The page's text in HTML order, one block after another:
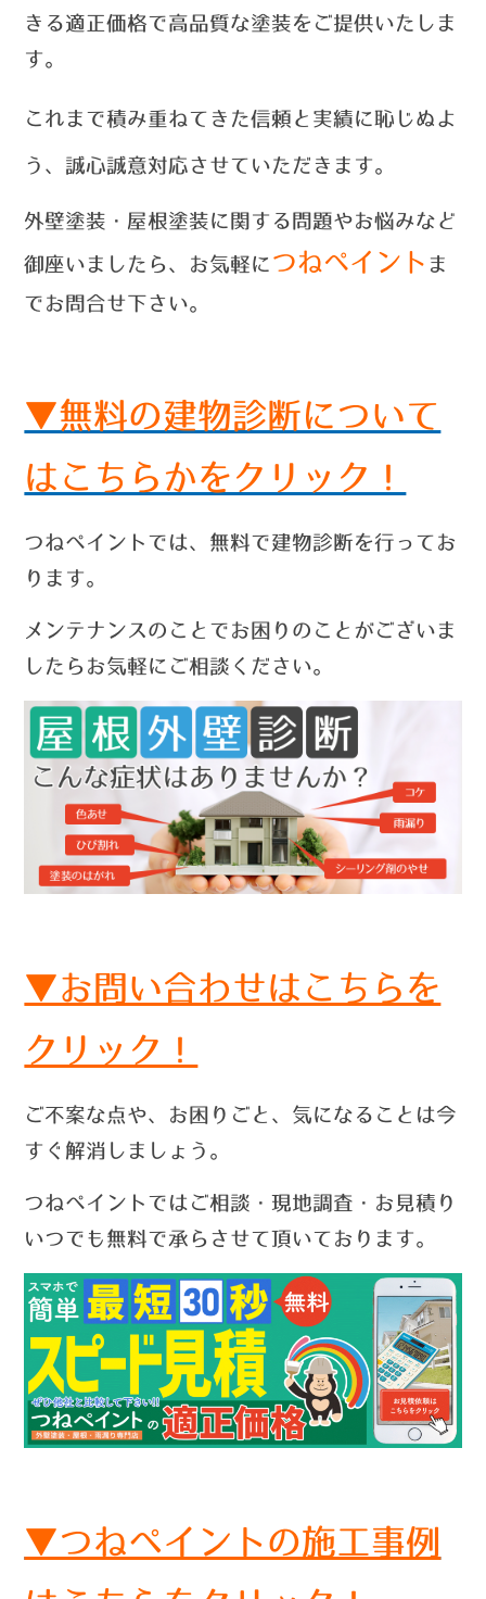
きる適正価格で高品質な塗装をご提供いたしま
す。
これまで積み重ねてきた信頼と実績に恥じぬよ
う、誠心誠意対応させていただきます。
外壁塗装・屋根塗装に関する問題やお悩みなど
御座いましたら、お気軽に つねペイント ま
でお問合せ 下さい。
▼無料の建物診断について
はこちらかをクリック！
つねペイントでは、無料で建物診断を行ってお
ります。
メンテナンスのことでお困りのことがございま
したらお気軽にご相談ください。
▼お問い合わせはこちらを
クリック！
ご不案な点や、お困りごと、気になることは今
すぐ解消しましょう。
つねペイントではご相談・現地調査・お見積り
いつでも無料で承らさせて頂いております。
▼つねペイントの施工事例